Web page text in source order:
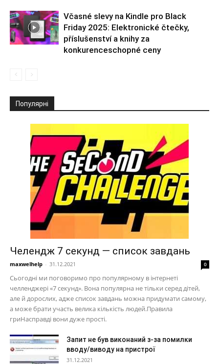
Včasné slevy na Kindle pro Black
Friday 2025: Elektronické čtečky,
příslušenství a knihy za
konkurenceschopné ceny
Популярні
Челендж 7 секунд — список завдань
maxwelhelp - 31.12.2021 0
Сьогодні ми поговоримо про популярному в інтернеті
челленджері «7 секунд». Вона популярна не тільки серед дітей,
але й дорослих, адже список завдань можна придумати самому,
а може брати участь велика кількість людей.Правила
гриНасправді вони дуже прості.
Запит не був виконаний з-за помилки
вводу/виводу на пристрої
31.12.2021